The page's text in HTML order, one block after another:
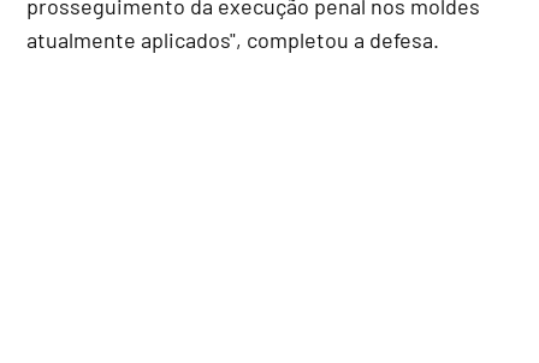
prosseguimento da execução penal nos moldes
atualmente aplicados", completou a defesa.